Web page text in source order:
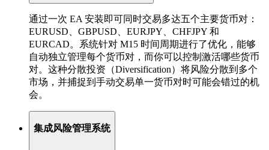
通过一次 EA 安装即可同时交易多达五个主要货币对：
EURUSD、GBPUSD、EURJPY、CHFJPY 和
EURCAD。系统针对 M15 时间周期进行了优化，能够
自动独立管理每个货币对，而你可以控制激活哪些货币
对。这种分散投资（Diversification）将风险分散到多个
市场，并捕捉到手动交易单一货币对时可能会错过的机
会。
集成风险管理系统